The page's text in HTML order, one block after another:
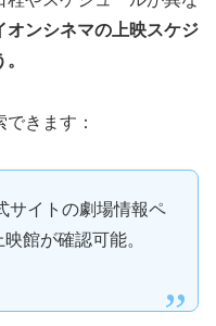
オンシネマの上映スケジ
きます：
サイトの劇場情報ペ
館が確認可能。